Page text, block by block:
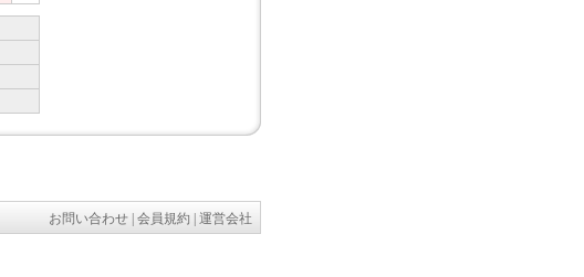
お問い合わせ 会員規約 運営会社